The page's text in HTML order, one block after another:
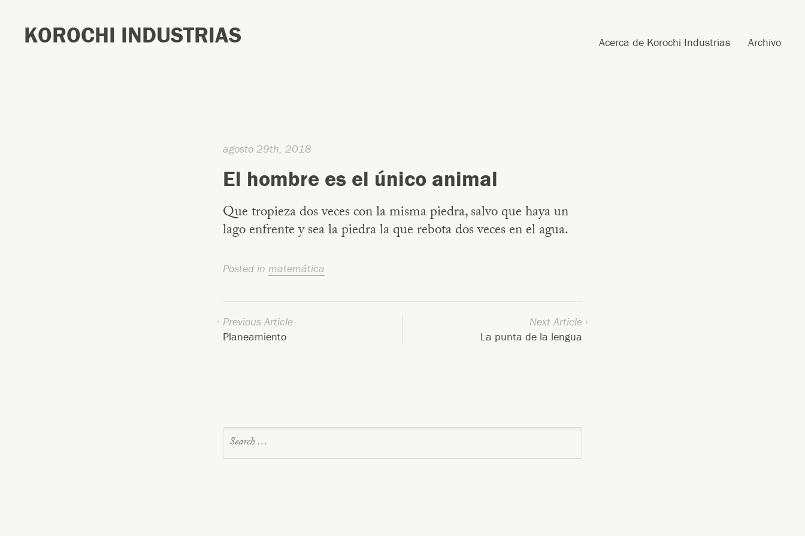
KOROCHI INDUSTRIAS Acerca de Korochi Industrias Archivo
agosto 29th, 2018
El hombre es el único animal
Que tropieza dos veces con la misma piedra, salvo que haya un
lago enfrente y sea la piedra la que rebota dos veces en el agua.
Posted in matemática
Previous Article
Planeamiento
Next Article
La punta de la lengua